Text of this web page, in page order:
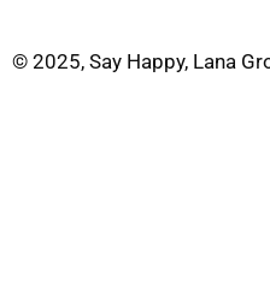
© 2025, Say Happy, Lana